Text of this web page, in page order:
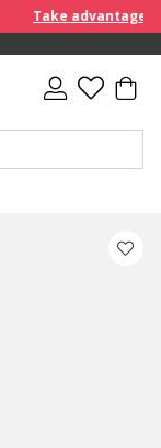
Take advantage of
90.00 €